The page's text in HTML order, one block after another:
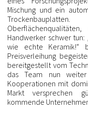
Mischung und ein
Handwerker schwer tun:
wie echte Keramik!“
Preisverleihung
bereitgestellt vom
das Team nun
Kooperationen mit
Markt versprechen
kommende